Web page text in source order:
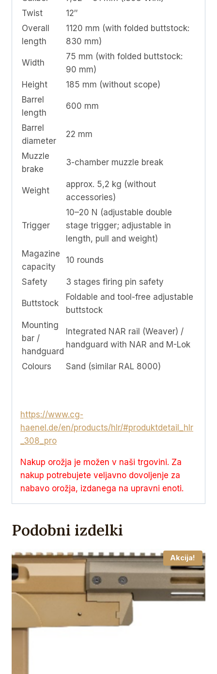
Twist
12″
Overall
length
1120 mm (with folded buttstock:
830 mm)
Width
75 mm (with folded buttstock:
90 mm)
Height
185 mm (without scope)
Barrel
length
600 mm
Barrel
diameter
22 mm
Muzzle
brake
3-chamber muzzle break
Weight
approx. 5,2 kg (without
accessories)
Trigger
10–20 N (adjustable double
stage trigger; adjustable in
length, pull and weight)
Magazine
capacity
10 rounds
Safety 3 stages firing pin safety
Buttstock
Foldable and tool-free adjustable
buttstock
Mounting
bar /
handguard
Integrated NAR rail (Weaver) /
handguard with NAR and M-Lok
Colours Sand (similar RAL 8000)
https://www.cg-
haenel.de/en/products/hlr/#produktdetail_hlr
_308_pro
Nakup orožja je možen v naši trgovini. Za
nakup potrebujete veljavno dovoljenje za
nabavo orožja, izdanega na upravni enoti.
Podobni izdelki
Akcija!